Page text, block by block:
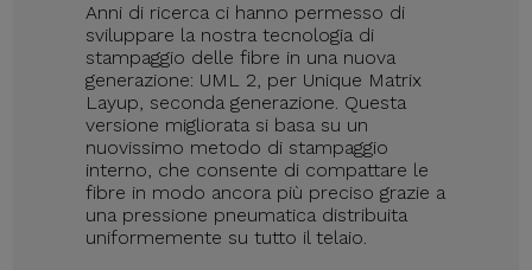
Anni di ricerca ci hanno permesso di
sviluppare la nostra tecnologia di
stampaggio delle fibre in una nuova
generazione: UML 2, per Unique Matrix
Layup, seconda generazione. Questa
versione migliorata si basa su un
nuovissimo metodo di stampaggio
interno, che consente di compattare le
fibre in modo ancora più preciso grazie a
una pressione pneumatica distribuita
uniformemente su tutto il telaio.